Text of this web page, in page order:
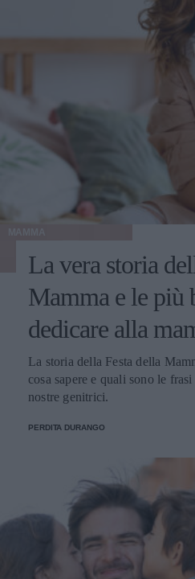
La vera storia
Mamma e le più
dedicare alla
La storia della Festa della
cosa sapere e quali sono le
nostre genitrici.
PERDITA DURANGO